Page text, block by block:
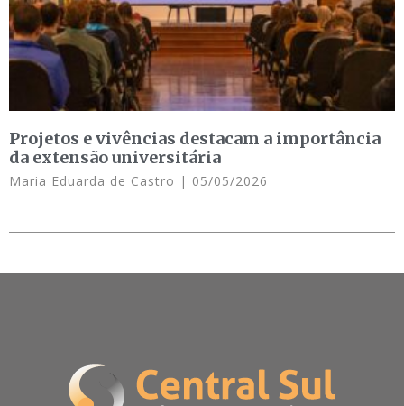
Projetos e vivências destacam a importância
da extensão universitária
Maria Eduarda de Castro 05/05/2026